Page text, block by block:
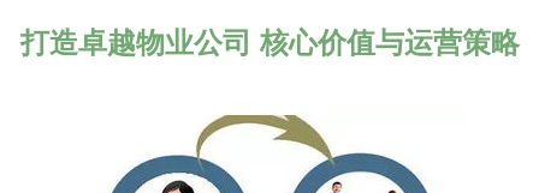
打造卓越物业公司 核心价值与运营策略